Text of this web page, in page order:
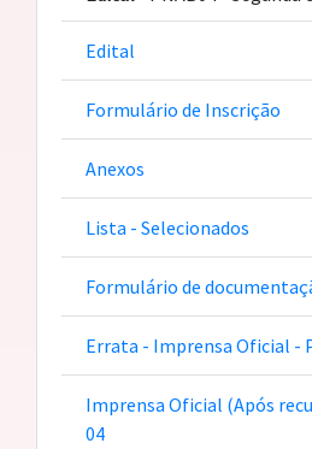
Edital
Formulário de Inscrição
Anexos
Lista - Selecionados
Formulário de
Errata - Imprensa Oficial -
Imprensa Oficial (Após
04